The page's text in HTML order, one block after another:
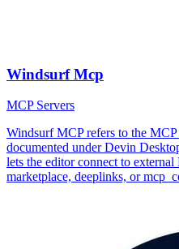
Windsurf Mcp
MCP Servers
Windsurf MCP refers to the
documented under Devin
lets the editor connect to
marketplace, deeplinks, or